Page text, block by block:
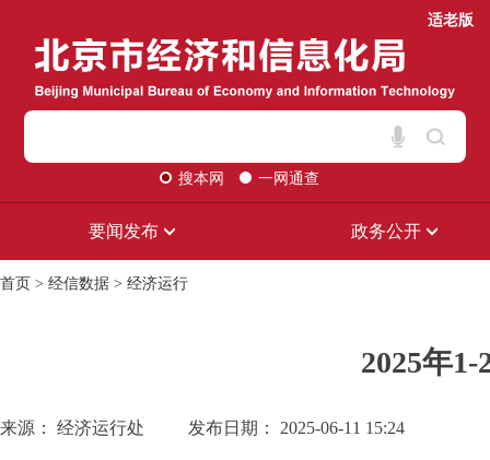
适老版
搜本网 一网通查
要闻发布 政务公开
首页 > 经信数据 > 经济运行
2025年
来源： 经济运行处 发布日期： 2025-06-11 15:24